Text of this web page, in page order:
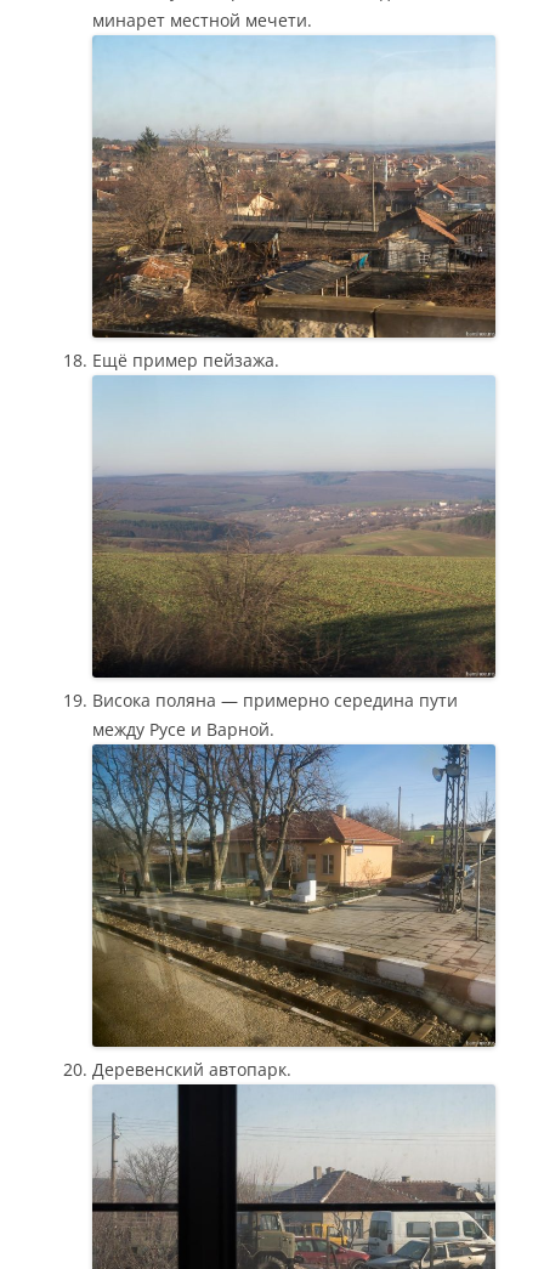
минарет местной мечети.
Ещё пример пейзажа.
Висока поляна — примерно середина пути
между Русе и Варной.
Деревенский автопарк.